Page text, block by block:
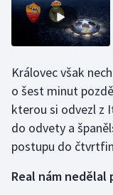
Rychlobruslení
Rychlostní
Short track
Sportovní střelba
Stolní tenis
Triatlon
Královec však
o šest minut
kterou si odvezl z
do odvety a
postupu do
Real nám nedělal